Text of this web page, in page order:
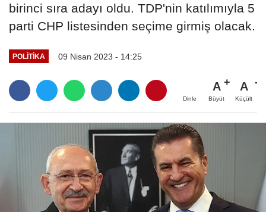
birinci sıra adayı oldu. TDP'nin katılımıyla 5
parti CHP listesinden seçime girmiş olacak.
POLITIKA 09 Nisan 2023 - 14:25
Dinle
A
Büyüt
A
Küçült